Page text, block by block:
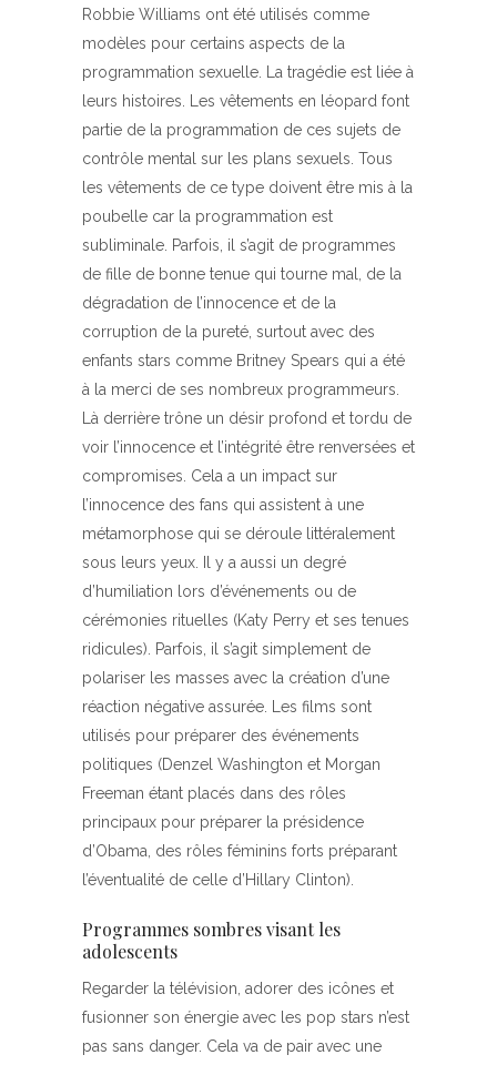
Robbie Williams ont été utilisés comme
modèles pour certains aspects de la
programmation sexuelle. La tragédie est liée à
leurs histoires. Les vêtements en léopard font
partie de la programmation de ces sujets de
contrôle mental sur les plans sexuels. Tous
les vêtements de ce type doivent être mis à la
poubelle car la programmation est
subliminale. Parfois, il s’agit de programmes
de fille de bonne tenue qui tourne mal, de la
dégradation de l’innocence et de la
corruption de la pureté, surtout avec des
enfants stars comme Britney Spears qui a été
à la merci de ses nombreux programmeurs.
Là derrière trône un désir profond et tordu de
voir l’innocence et l’intégrité être renversées et
compromises. Cela a un impact sur
l’innocence des fans qui assistent à une
métamorphose qui se déroule littéralement
sous leurs yeux. Il y a aussi un degré
d’humiliation lors d’événements ou de
cérémonies rituelles (Katy Perry et ses tenues
ridicules). Parfois, il s’agit simplement de
polariser les masses avec la création d’une
réaction négative assurée. Les films sont
utilisés pour préparer des événements
politiques (Denzel Washington et Morgan
Freeman étant placés dans des rôles
principaux pour préparer la présidence
d’Obama, des rôles féminins forts préparant
l’éventualité de celle d’Hillary Clinton).
Programmes sombres visant les
adolescents
Regarder la télévision, adorer des icônes et
fusionner son énergie avec les pop stars n’est
pas sans danger. Cela va de pair avec une